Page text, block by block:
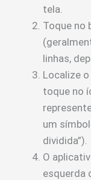
tela.
Toque no
linhas,
Localize
toque no
um
dividida”).
O
esquerda